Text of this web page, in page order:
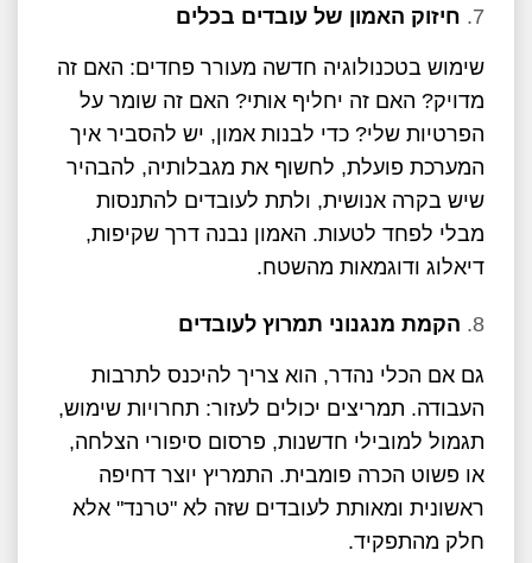
חיזוק האמון של עובדים בכלים
שימוש בטכנולוגיה חדשה מעורר פחדים: האם זה
מדויק? האם זה יחליף אותי? האם זה שומר על
הפרטיות שלי? כדי לבנות אמון, יש להסביר איך
המערכת פועלת, לחשוף את מגבלותיה, להבהיר
שיש בקרה אנושית, ולתת לעובדים להתנסות
מבלי לפחד לטעות. האמון נבנה דרך שקיפות,
דיאלוג ודוגמאות מהשטח.
הקמת מנגנוני תמרוץ לעובדים
גם אם הכלי נהדר, הוא צריך להיכנס לתרבות
העבודה. תמריצים יכולים לעזור: תחרויות שימוש,
תגמול למובילי חדשנות, פרסום סיפורי הצלחה,
או פשוט הכרה פומבית. התמריץ יוצר דחיפה
ראשונית ומאותת לעובדים שזה לא "טרנד" אלא
חלק מהתפקיד.